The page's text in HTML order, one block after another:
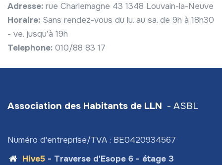
Adresse: rue Charlemagne 43 1348 Louvain-la-Neuve
Horaire: Sans rendez-vous du lu. au sa. de 9h à 18h30
- ve. jusqu’à 19h
Telephone: 010/88 83 17
Association des Habitants de LLN - ASBL
Numéro d'entreprise/TVA : BE0420934567
Hive5- Traverse d'Esope 6 - étage 3